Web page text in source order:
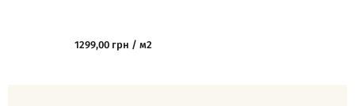
1299,00 грн / м2